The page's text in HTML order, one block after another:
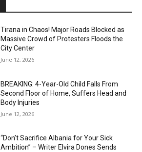
Tirana in Chaos! Major Roads Blocked as
Massive Crowd of Protesters Floods the
City Center
June 12, 2026
BREAKING: 4-Year-Old Child Falls From
Second Floor of Home, Suffers Head and
Body Injuries
June 12, 2026
“Don’t Sacrifice Albania for Your Sick
Ambition” – Writer Elvira Dones Sends